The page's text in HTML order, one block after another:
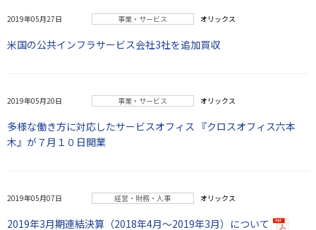
2019年05月27日 事業・サービス オリックス
米国の公共インフラサービス会社3社を追加買収
2019年05月20日 事業・サービス オリックス
多様な働き方に対応したサービスオフィス 『クロスオフィス六本
木』が７月１０日開業
2019年05月07日 経営・財務・人事 オリックス
2019年3月期連結決算（2018年4月～2019年3月）について